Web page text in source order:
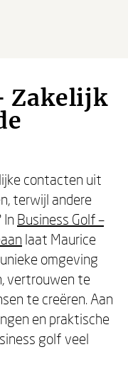
Zakelijk
contacten uit
terwijl andere
Business Golf –
laat Maurice
omgeving
vertrouwen te
te creëren. Aan
en praktische
golf veel